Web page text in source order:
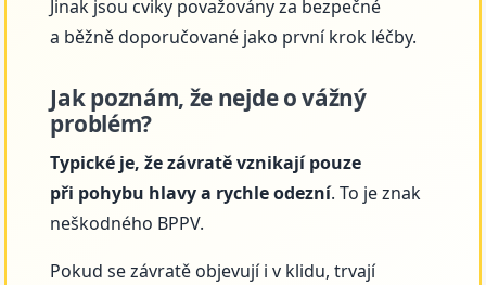
Jinak jsou cviky považovány za bezpečné
a běžně doporučované jako první krok léčby.
Jak poznám, že nejde o vážný
problém?
Typické je, že závratě vznikají pouze
při pohybu hlavy a rychle odezní. To je znak
neškodného BPPV.
Pokud se závratě objevují i v klidu, trvají